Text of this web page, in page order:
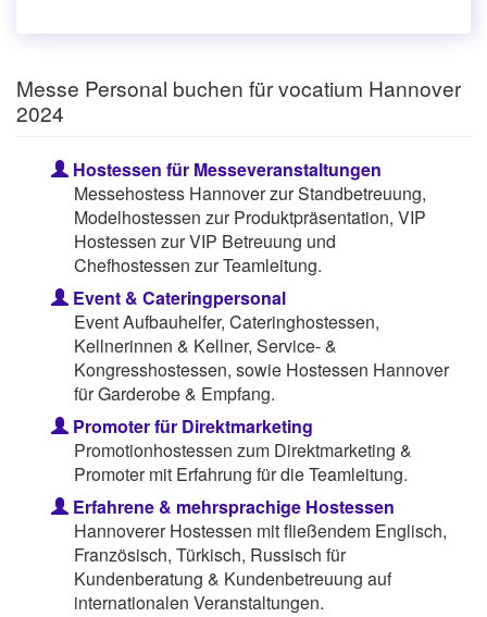
Messe Personal buchen für vocatium Hannover
2024
Hostessen für Messeveranstaltungen
Messehostess Hannover zur Standbetreuung,
Modelhostessen zur Produktpräsentation, VIP
Hostessen zur VIP Betreuung und
Chefhostessen zur Teamleitung.
Event & Cateringpersonal
Event Aufbauhelfer, Cateringhostessen,
Kellnerinnen & Kellner, Service- &
Kongresshostessen, sowie Hostessen Hannover
für Garderobe & Empfang.
Promoter für Direktmarketing
Promotionhostessen zum Direktmarketing &
Promoter mit Erfahrung für die Teamleitung.
Erfahrene & mehrsprachige Hostessen
Hannoverer Hostessen mit fließendem Englisch,
Französisch, Türkisch, Russisch für
Kundenberatung & Kundenbetreuung auf
internationalen Veranstaltungen.